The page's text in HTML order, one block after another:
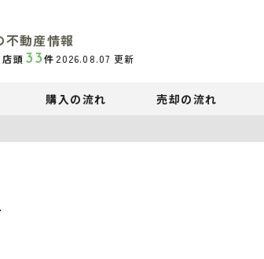
不動産情報
店頭 33件 2026.08.07 更新
購入の流れ 売却の流れ